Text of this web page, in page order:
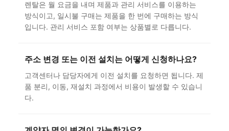
렌탈은 월 요금을 내며 제품과 관리 서비스를 이용하는
방식이고, 일시불 구매는 제품을 한 번에 구매하는 방식
입니다. 관리 서비스 포함 여부는 상품별로 다릅니다.
주소 변경 또는 이전 설치는 어떻게 신청하나요?
고객센터나 담당자에게 이전 설치를 요청하면 됩니다. 제
품 분리, 이동, 재설치 과정에서 비용이 발생할 수 있습니
다.